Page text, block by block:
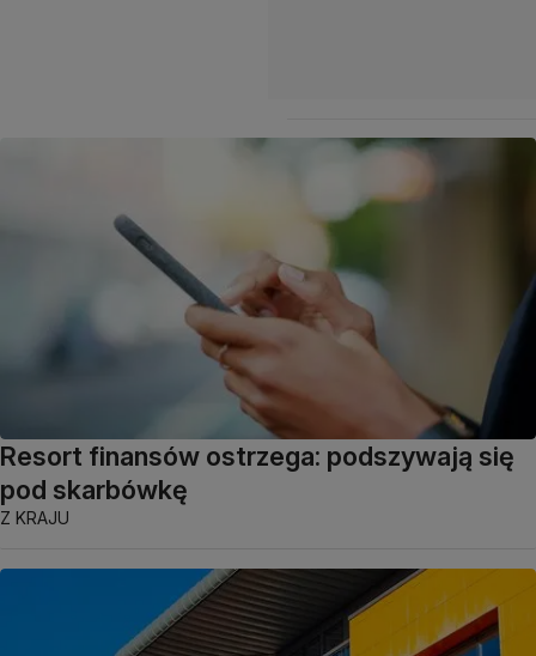
Resort finansów ostrzega: podszywają się
pod skarbówkę
Z KRAJU